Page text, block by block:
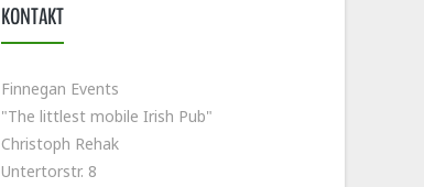
KONTAKT
Finnegan Events
"The littlest mobile Irish Pub"
Christoph Rehak
Untertorstr. 8